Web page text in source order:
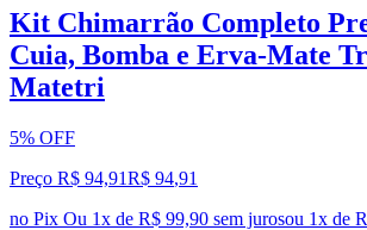
Kit Chimarrão Completo
Cuia, Bomba e Erva-Mate
Matetri
5% OFF
Preço R$ 94,91R$ 94,91
no Pix Ou 1x de R$ 99,90 sem jurosou 1x de